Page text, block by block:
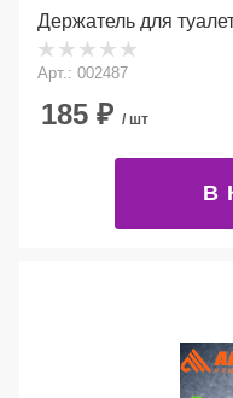
Держатель для
Арт.: 002487
185 ₽ / шт
В